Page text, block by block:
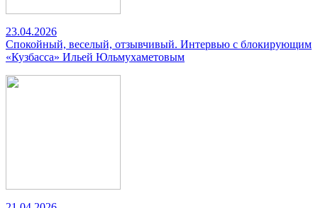
23.04.2026
Спокойный, веселый, отзывчивый. Интервью с блокирующим
«Кузбасса» Ильей Юльмухаметовым